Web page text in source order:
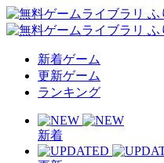
新着ゲーム
更新ゲーム
ランキング
新着